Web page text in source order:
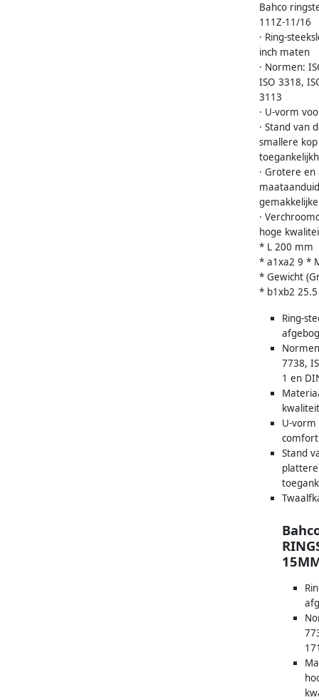
Bahco
111Z-11/16
· Ring-
inch maten
· Normen:
ISO 3318,
3113
· U-vorm
· Stand van
smallere
· Grotere
·
hoge
* L 200 mm
* a1xa2 9 *
* Gewicht
* b1xb2
Ring-
7738,
1 en
U-
comfort
Stand